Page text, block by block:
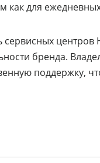
для
центров
бренда.
поддержку,